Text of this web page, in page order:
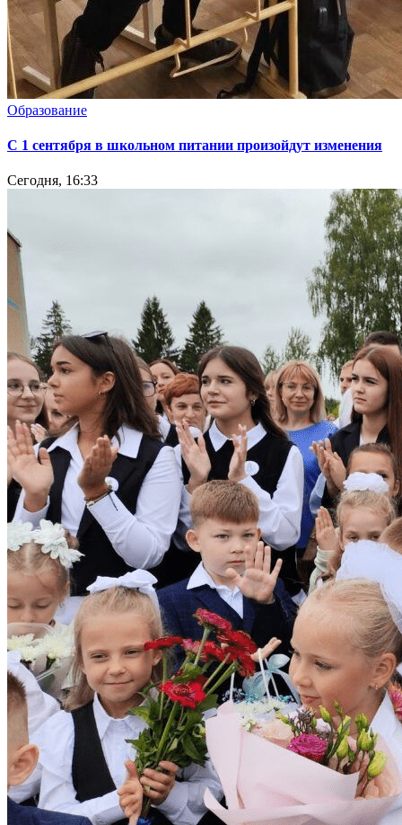
Образование
С 1 сентября в школьном питании произойдут изменения
Сегодня, 16:33